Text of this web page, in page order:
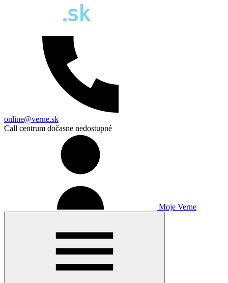
online@verne.sk
Call centrum dočasne nedostupné
Moje Verne